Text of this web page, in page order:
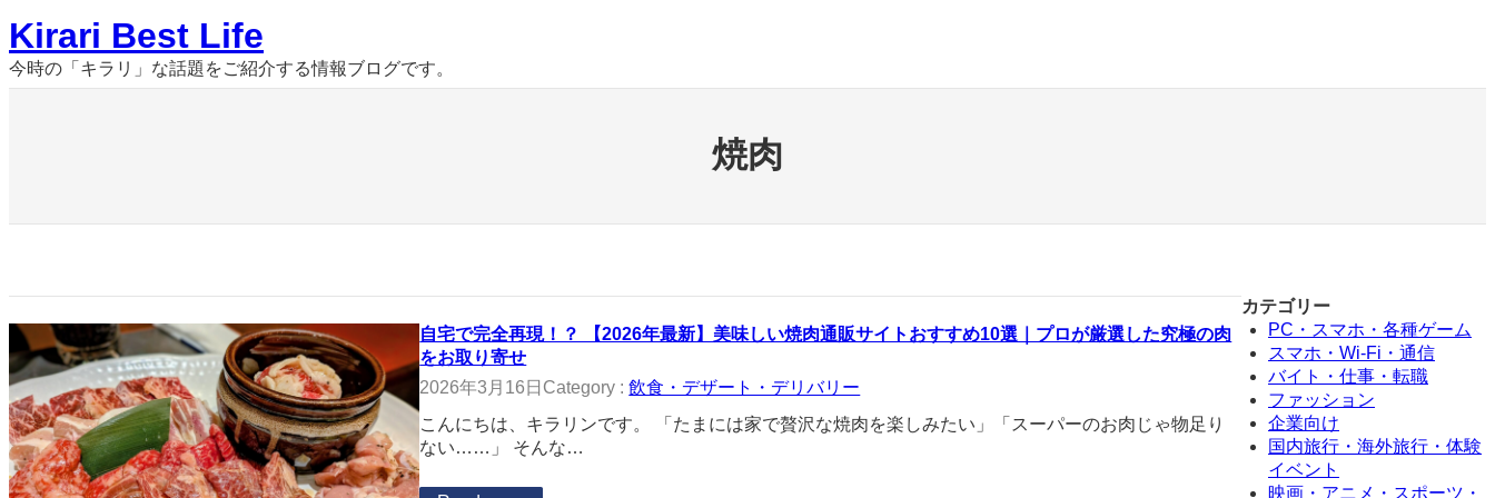
容
を
ス
Kirari Best Life
今時の「キラリ」な話題をご紹介する情報ブログです。
焼肉
自宅で完全再現！？ 【2026年最新】美味しい焼肉通販サイトおすすめ10選｜プロが厳選した究極の肉
をお取り寄せ
2026年3月16日 Category :飲食・デザート・デリバリー
こんにちは、キラリンです。 「たまには家で贅沢な焼肉を楽しみたい」「スーパーのお肉じゃ物足り
ない……」 そんな…
カテゴリー
PC・スマホ・各種ゲーム
スマホ・Wi-Fi・通信
バイト・仕事・転職
ファッション
企業向け
国内旅行・海外旅行・体験
イベント
映画・アニメ・スポーツ・